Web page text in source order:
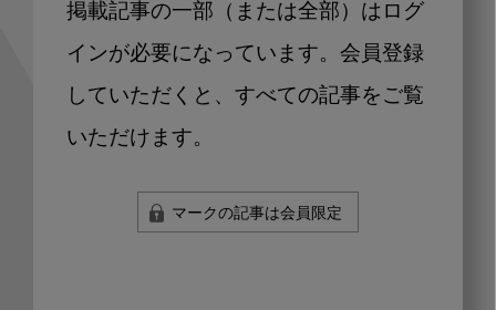
掲載記事の一部（または全部）はログ
インが必要になっています。会員登録
していただくと、すべての記事をご覧
いただけます。
マークの記事は会員限定